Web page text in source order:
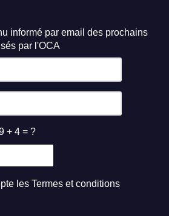
informé par email des prochains
par l'OCA
+ 4 = ?
les Termes et conditions